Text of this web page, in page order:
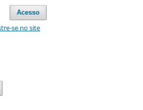
Acesso
se no site